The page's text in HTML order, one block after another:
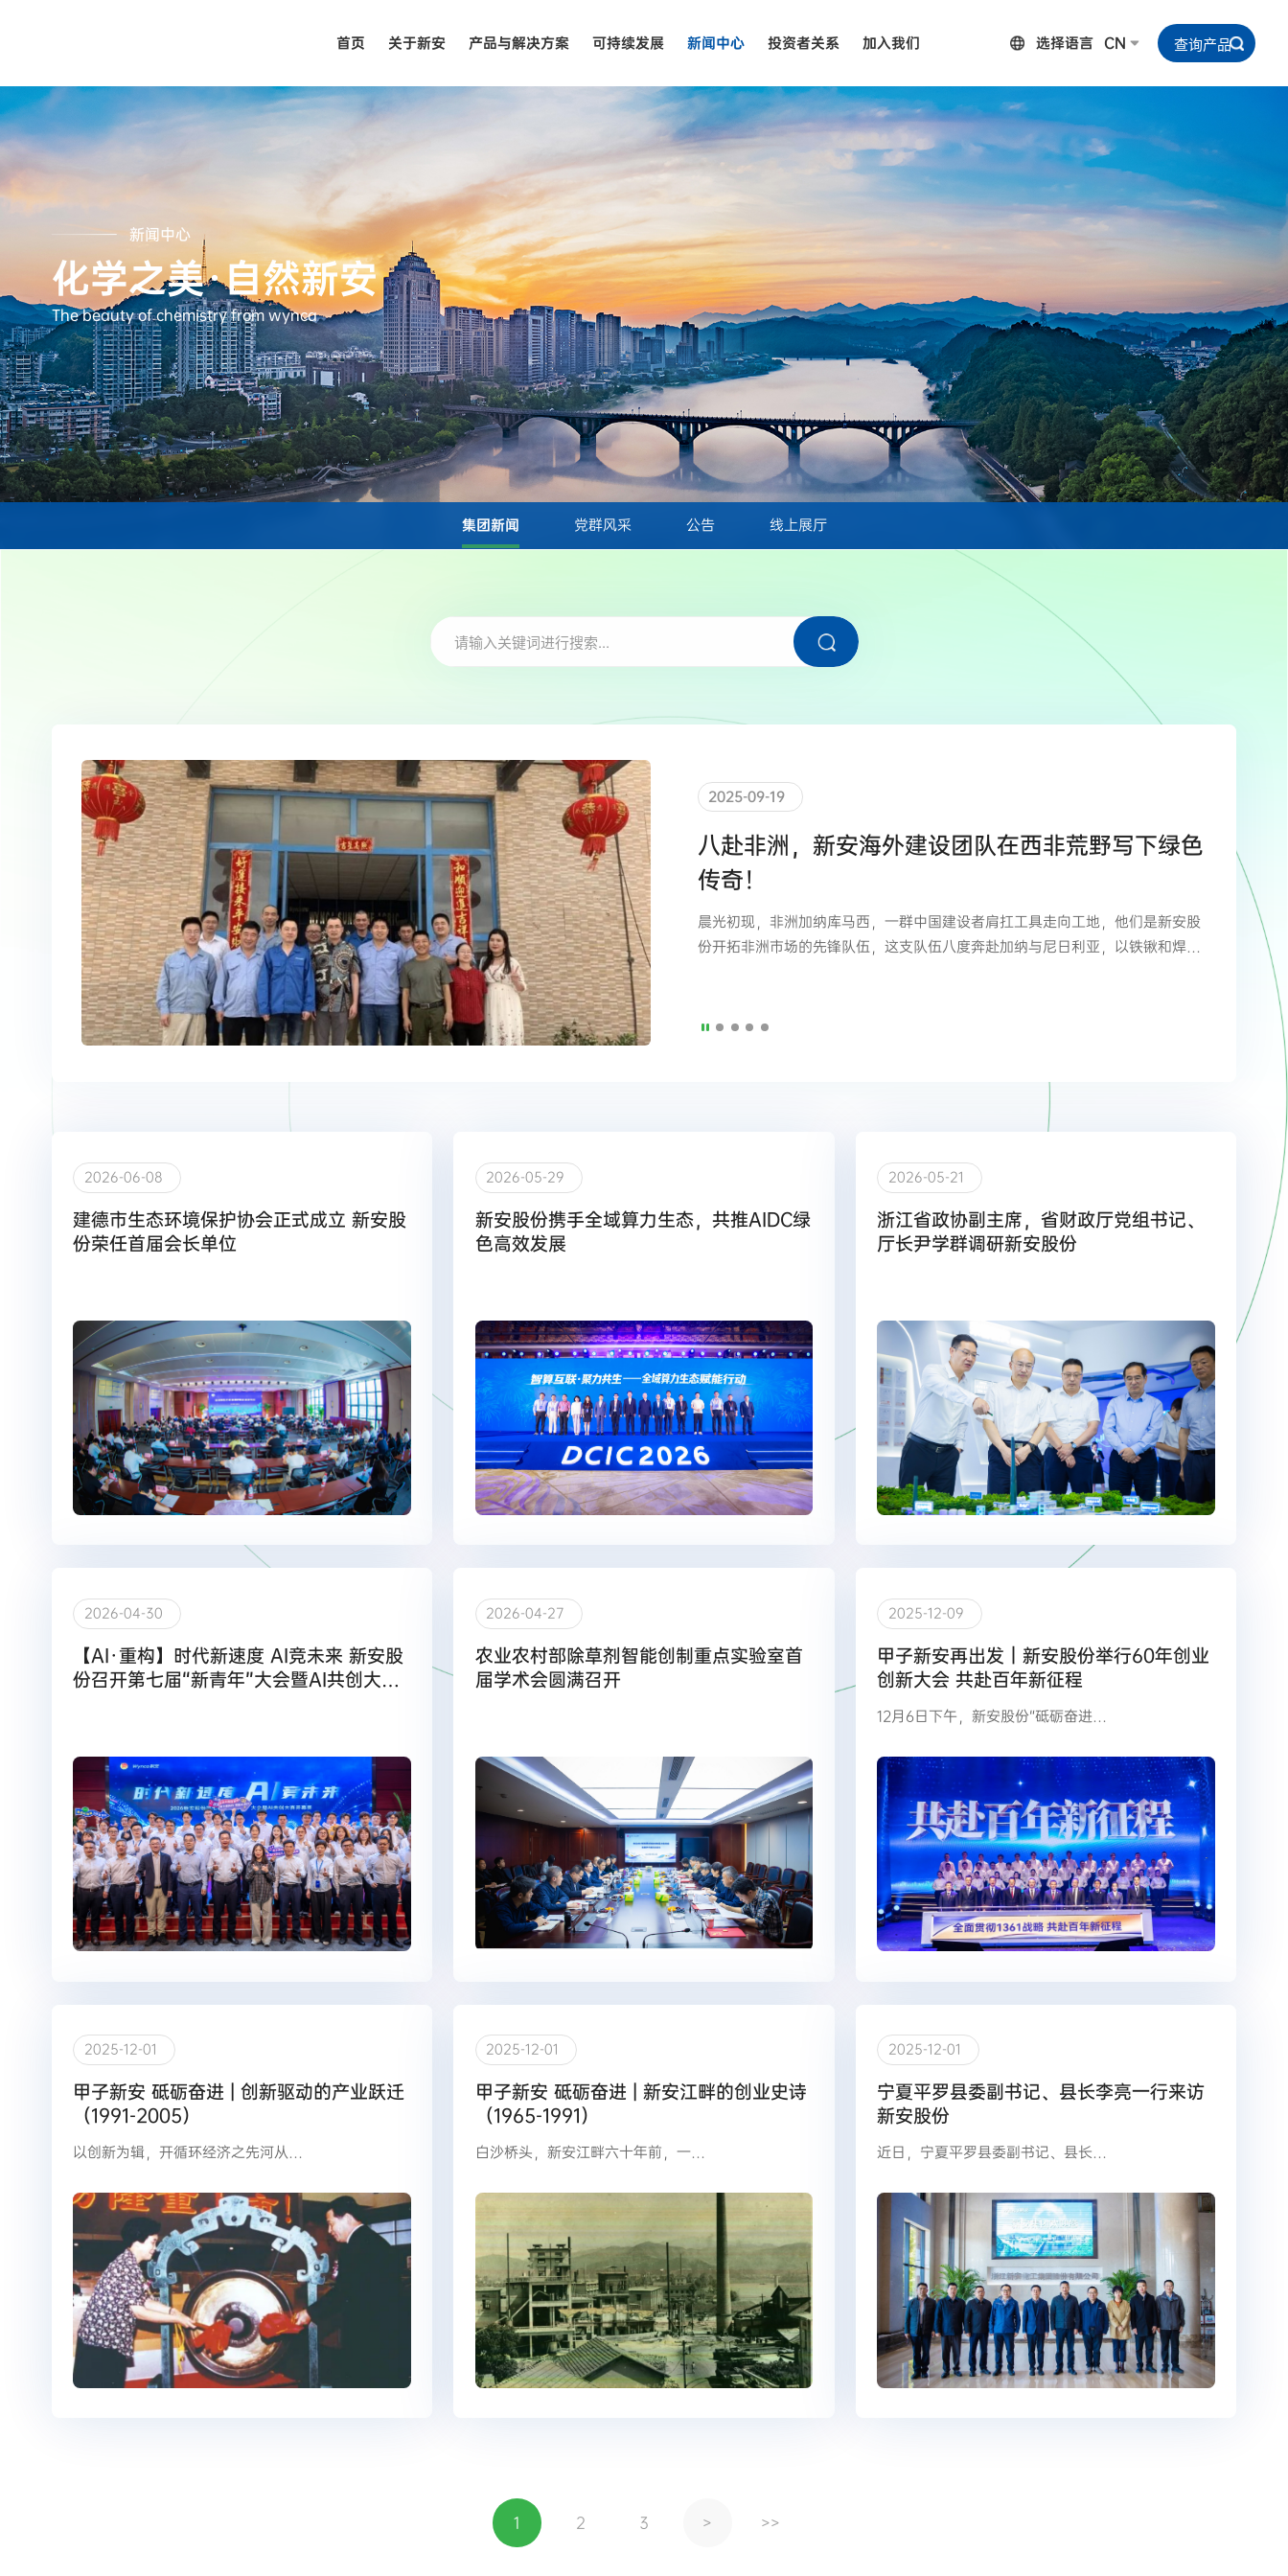
首页 关于新安 产品与解决方案 可持续发展 新闻中心 投资者关系 加入我们 选择语言 CN
新闻中心
化学之美·自然新安
The beauty of chemistry from wynca
集团新闻 党群风采 公告 线上展厅
2025-09-19
八赴非洲，新安海外建设团队在西非荒野写下绿色
传奇！
晨光初现，非洲加纳库马西，一群中国建设者肩扛工具走向工地，他们是新安股
份开拓非洲市场的先锋队伍，这支队伍八度奔赴加纳与尼日利亚，以铁锹和焊
2026-06-08
建德市生态环境保护协会正式成立 新安股
份荣任首届会长单位
2026-05-29
新安股份携手全域算力生态，共推AIDC绿
色高效发展
2026-05-21
浙江省政协副主席，省财政厅党组书记、
厅长尹学群调研新安股份
2026-04-30
【AI·重构】时代新速度 AI竞未来 新安股
份召开第七届“新青年”大会暨AI共创大赛
2026-04-27
农业农村部除草剂智能创制重点实验室首
届学术会圆满召开
2025-12-09
甲子新安再出发｜新安股份举行60年创业
创新大会 共赴百年新征程
12月6日下午，新安股份“砥砺奋进…
2025-12-01
甲子新安 砥砺奋进 | 创新驱动的产业跃迁
（1991-2005）
以创新为辑，开循环经济之先河从…
2025-12-01
甲子新安 砥砺奋进 | 新安江畔的创业史诗
（1965-1991）
白沙桥头，新安江畔六十年前，一…
2025-12-01
宁夏平罗县委副书记、县长李亮一行来访
新安股份
近日，宁夏平罗县委副书记、县长…
1 2 3 > >>